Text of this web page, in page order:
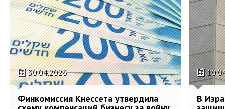
30.04.2026
Финкомиссия Кнессета утвердила В